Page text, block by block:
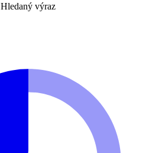
Hledaný výraz